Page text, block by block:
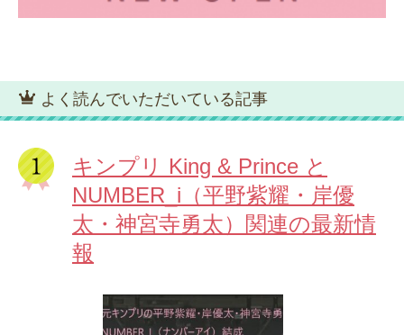
よく読んでいただいている記事
キンプリ King & Prince と
NUMBER_i（平野紫耀・岸優
太・神宮寺勇太）関連の最新情
報